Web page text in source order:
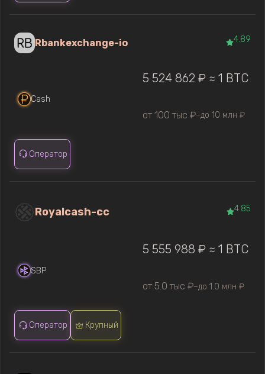
Rbankexchange-io 4.89
Cash
5 524 862 ₽ ≈ 1 BTC
от 100 тыс ₽—до 10 млн ₽
Оператор
Royalcash-cc 4.85
SBP
5 555 988 ₽ ≈ 1 BTC
от 5.0 тыс ₽—до 1.0 млн ₽
Оператор Крупный